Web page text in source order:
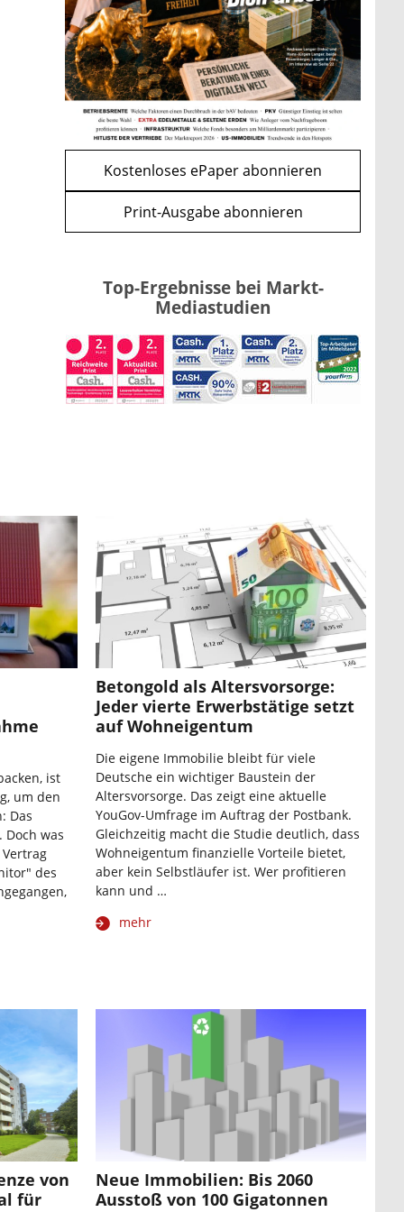
WEITERE ARTIKEL
zurückweiter
Kindergelderhöhung 2027: So
viel ist für Familien geplant
mehr
Kostenloses ePaper abonnieren
Print-Ausgabe abonnieren
Top-Ergebnisse bei Markt-
Mediastudien
ist
um den
Das
was
des
Betongold als Altersvorsorge:
Jeder vierte Erwerbstätige setzt
auf Wohneigentum
Die eigene Immobilie bleibt für viele
Deutsche ein wichtiger Baustein der
Altersvorsorge. Das zeigt eine aktuelle
YouGov-Umfrage im Auftrag der Postbank.
Gleichzeitig macht die Studie deutlich, dass
Wohneigentum finanzielle Vorteile bietet,
aber kein Selbstläufer ist. Wer profitieren
kann und …
mehr
von
für
Neue Immobilien: Bis 2060
Ausstoß von 100 Gigatonnen